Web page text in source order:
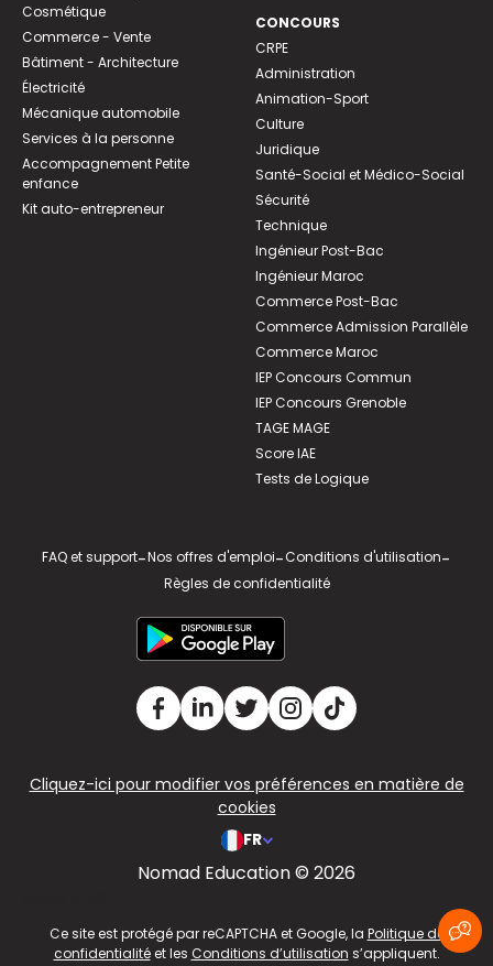
Cosmétique
Commerce - Vente
Bâtiment - Architecture
Électricité
Mécanique automobile
Services à la personne
Accompagnement Petite
enfance
Kit auto-entrepreneur
CONCOURS
CRPE
Administration
Animation-Sport
Culture
Juridique
Santé-Social et Médico-Social
Sécurité
Technique
Ingénieur Post-Bac
Ingénieur Maroc
Commerce Post-Bac
Commerce Admission Parallèle
Commerce Maroc
IEP Concours Commun
IEP Concours Grenoble
TAGE MAGE
Score IAE
Tests de Logique
FAQ et support-Nos offres d'emploi-Conditions d'utilisation-
Règles de confidentialité
Cliquez-ici pour modifier vos préférences en matière de
cookies
FR
Nomad Education © 2026
Ce site est protégé par reCAPTCHA et Google, la Politique de
confidentialitéet les Conditions d’utilisation s’appliquent.